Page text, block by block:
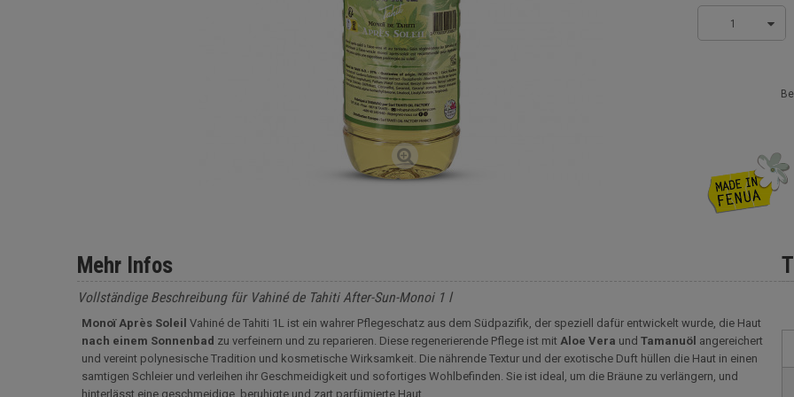
1
Mehr Infos
Vollständige Beschreibung für Vahiné de Tahiti After-Sun-Monoi 1 l
Monoï Après Soleil Vahiné de Tahiti 1L ist ein wahrer Pflegeschatz aus dem Südpazifik, der speziell dafür entwickelt wurde, die Haut
nach einem Sonnenbad zu verfeinern und zu reparieren. Diese regenerierende Pflege ist mit Aloe Vera und Tamanuöl angereichert
und vereint polynesische Tradition und kosmetische Wirksamkeit. Die nährende Textur und der exotische Duft hüllen die Haut in einen
samtigen Schleier und verleihen ihr Geschmeidigkeit und sofortiges Wohlbefinden. Sie ist ideal, um die Bräune zu verlängern, und
hinterlässt eine geschmeidige, beruhigte und zart parfümierte Haut.